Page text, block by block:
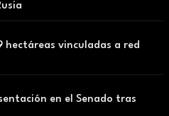
hectáreas vinculadas a red
en el Senado tras